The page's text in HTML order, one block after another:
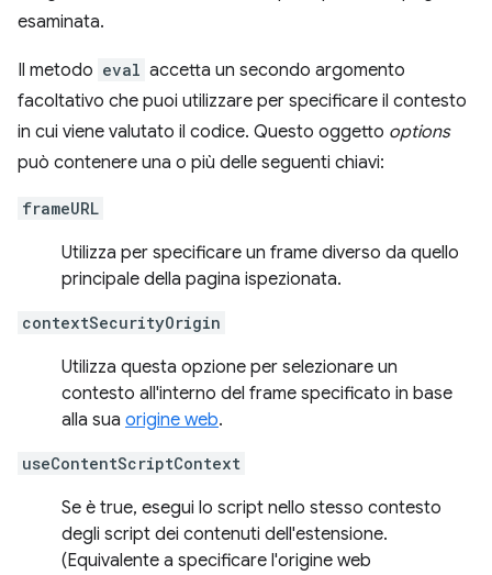
esaminata.
Il metodo eval accetta un secondo argomento
facoltativo che puoi utilizzare per specificare il contesto
in cui viene valutato il codice. Questo oggetto options
può contenere una o più delle seguenti chiavi:
frameURL
Utilizza per specificare un frame diverso da quello
principale della pagina ispezionata.
contextSecurityOrigin
Utilizza questa opzione per selezionare un
contesto all'interno del frame specificato in base
alla sua origine web.
useContentScriptContext
Se è true, esegui lo script nello stesso contesto
degli script dei contenuti dell'estensione.
(Equivalente a specificare l'origine web